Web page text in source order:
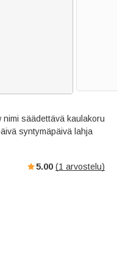
säädettävä kaulakoru
syntymäpäivä lahja
5.00 (1 arvostelu)